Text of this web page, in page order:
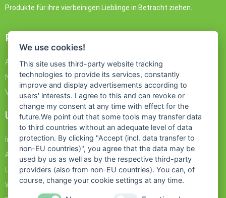
Produkte für ihre vierbeinigen Lieblinge in Betracht ziehen.
PRODUKTE
Angebote
Neue Produkte
Verkaufshits
UNTERNEHMEN
Impressum
Allgemeine Geschäftsbedingungen mit Kundeninformationen
Über uns
Widerrufsbelehrung & Widerrufsformular
We use cookies!
This site uses third-party website tracking
technologies to provide its services, constantly
improve and display advertisements according to
users' interests. I agree to this and can revoke or
change my consent at any time with effect for the
future.We point out that some tools may transfer data
to third countries without an adequate level of data
protection. By clicking "Accept (incl. data transfer to
non-EU countries)", you agree that the data may be
used by us as well as by the respective third-party
providers (also from non-EU countries). You can, of
course, change your cookie settings at any time.